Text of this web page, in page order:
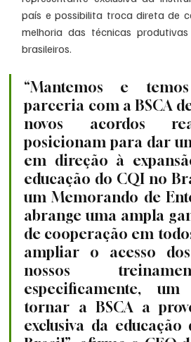
país e possibilita troca direta de
melhoria das técnicas
brasileiros.
“Mantemos e
parceria com a BSCA
novos acordos
posicionam para dar
em direção à
educação do CQI no
um Memorando de
abrange uma ampla
de cooperação em
ampliar o acesso
nossos
especificamente,
tornar a BSCA a
exclusiva da